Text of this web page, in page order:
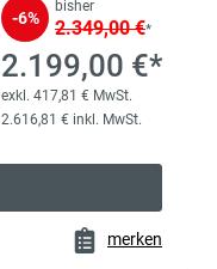
-6%
bisher
2.349,00 €*
2.199,00 €*
exkl. 417,81 € MwSt.
2.616,81 € inkl. MwSt.
merken